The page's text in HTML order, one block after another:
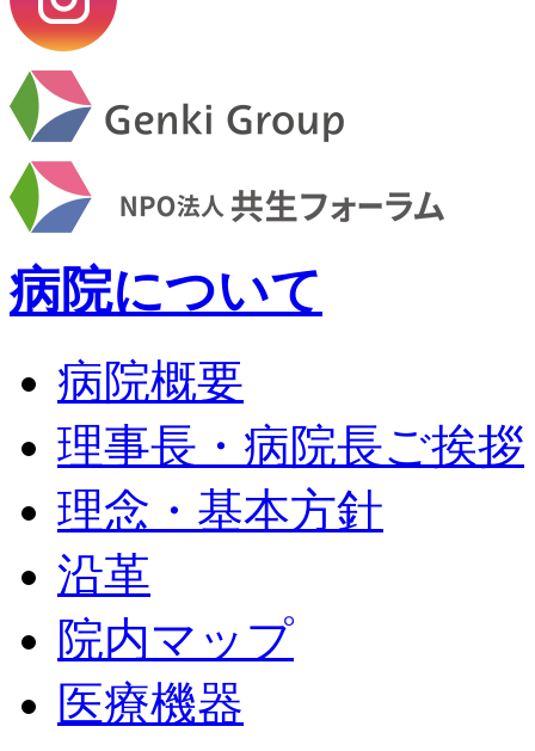
病院について
病院概要
理事長・病院長ご挨拶
理念・基本方針
沿革
院内マップ
医療機器